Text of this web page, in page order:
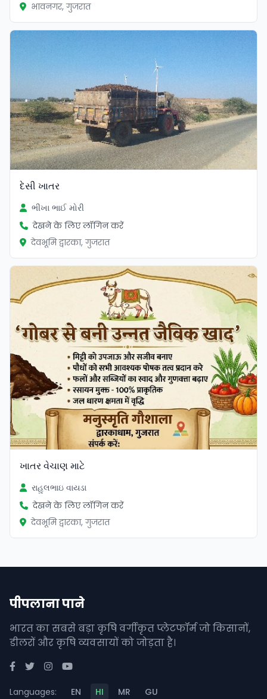
भावनगर, गुजरात
દેસી ખાતર
ભીખા ભાઈ મોરી
देखने के लिए लॉगिन करें
देवभूमि द्वारका, गुजरात
ખાતર વેચાણ માટે
રાહુલભાઇ વાયડા
देखने के लिए लॉगिन करें
देवभूमि द्वारका, गुजरात
पीपलाना पाने
भारत का सबसे बड़ा कृषि वर्गीकृत प्लेटफॉर्म जो किसानों,
डीलरों और कृषि व्यवसायों को जोड़ता है।
Languages: EN HI MR GU